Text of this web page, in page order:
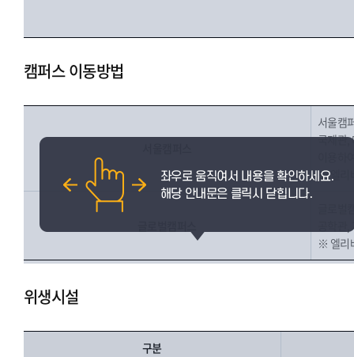
캠퍼스 이동방법
서울캠
국제관,
※ 엘리
공학
※ 엘리
위생시설
구분